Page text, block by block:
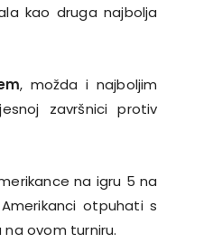
kao druga najbolja
, možda i najboljim
završnici protiv
na igru 5 na
otpuhati s
ovom turniru.